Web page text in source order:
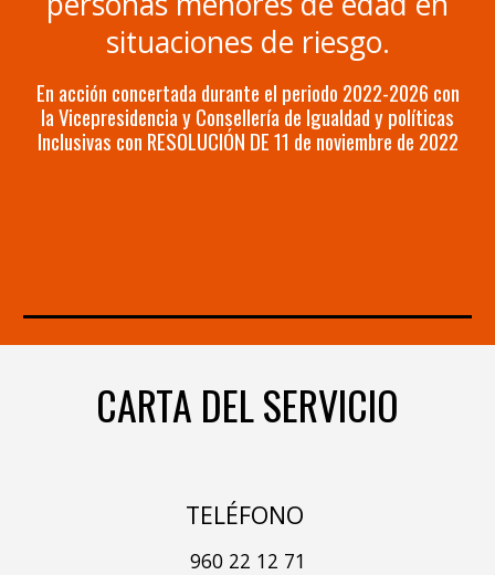
situaciones de riesgo.
En acción concertada durante el periodo 2022-2026 con
la Vicepresidencia y Consellería de Igualdad y políticas
Inclusivas con RESOLUCIÓN DE 11 de noviembre de 2022
CARTA DEL SERVICIO
TELÉFONO
960 22 12 71